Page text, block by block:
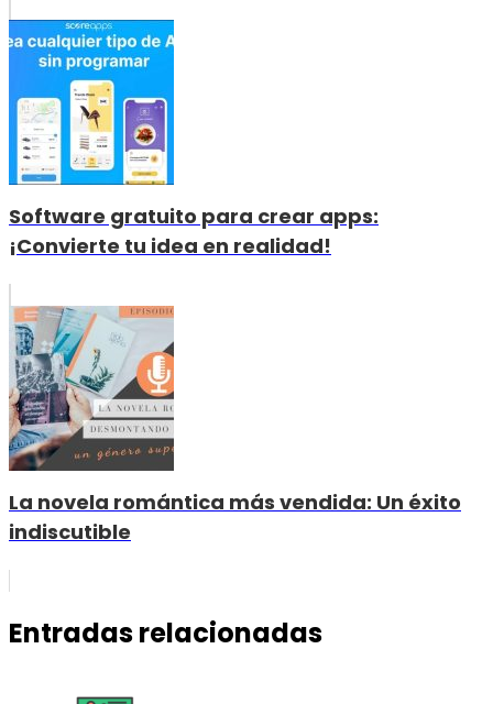
Software gratuito para crear apps:
¡Convierte tu idea en realidad!
La novela romántica más vendida: Un éxito
indiscutible
Entradas relacionadas